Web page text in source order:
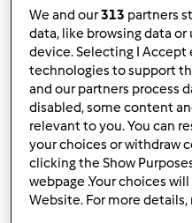
Risultati per pagina:
10
Risposta rapida
Team Bimby
We and our313 partners
data, like browsing data
device. Selecting I Accept
technologies to support
and our partners process
disabled, some content
relevant to you. You can
your choices or withdraw
clicking the Show
webpage .Your choices
Website. For more